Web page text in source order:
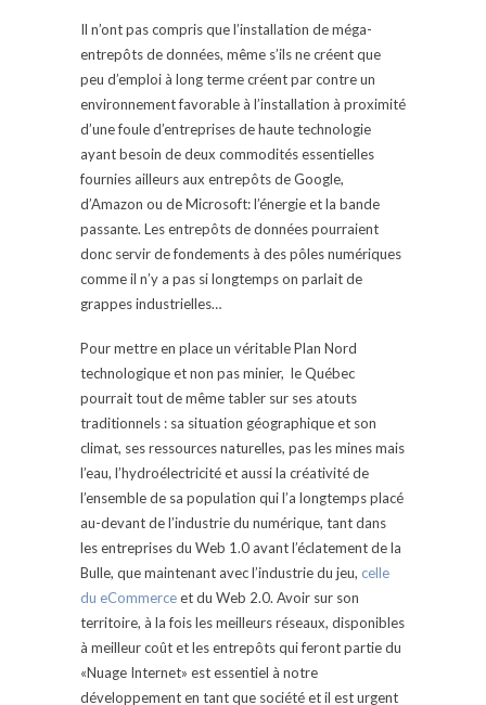
Il n’ont pas compris que l’installation de méga-
entrepôts de données, même s’ils ne créent que
peu d’emploi à long terme créent par contre un
environnement favorable à l’installation à proximité
d’une foule d’entreprises de haute technologie
ayant besoin de deux commodités essentielles
fournies ailleurs aux entrepôts de Google,
d’Amazon ou de Microsoft: l’énergie et la bande
passante. Les entrepôts de données pourraient
donc servir de fondements à des pôles numériques
comme il n’y a pas si longtemps on parlait de
grappes industrielles…
Pour mettre en place un véritable Plan Nord
technologique et non pas minier, le Québec
pourrait tout de même tabler sur ses atouts
traditionnels : sa situation géographique et son
climat, ses ressources naturelles, pas les mines mais
l’eau, l’hydroélectricité et aussi la créativité de
l’ensemble de sa population qui l’a longtemps placé
au-devant de l’industrie du numérique, tant dans
les entreprises du Web 1.0 avant l’éclatement de la
Bulle, que maintenant avec l’industrie du jeu, celle
du eCommerceet du Web 2.0. Avoir sur son
territoire, à la fois les meilleurs réseaux, disponibles
à meilleur coût et les entrepôts qui feront partie du
«Nuage Internet» est essentiel à notre
développement en tant que société et il est urgent